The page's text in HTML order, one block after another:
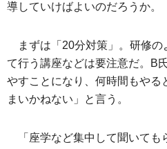
導していけばよいのだろうか。
まずは「20分対策」。研修
て行う講座などは要注意だ。B
やすことになり、何時間もやる
まいかねない」と言う。
「座学など集中して聞いても